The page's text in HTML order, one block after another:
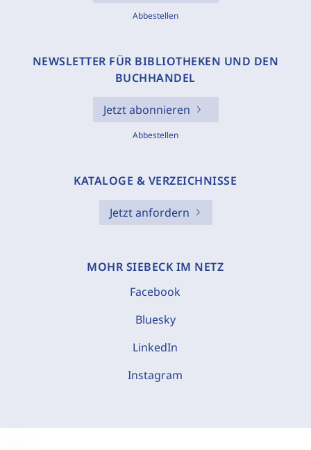
Abbestellen
NEWSLETTER FÜR BIBLIOTHEKEN UND DEN
BUCHHANDEL
Jetzt abonnieren
Abbestellen
KATALOGE & VERZEICHNISSE
Jetzt anfordern
MOHR SIEBECK IM NETZ
Facebook
Bluesky
LinkedIn
Instagram